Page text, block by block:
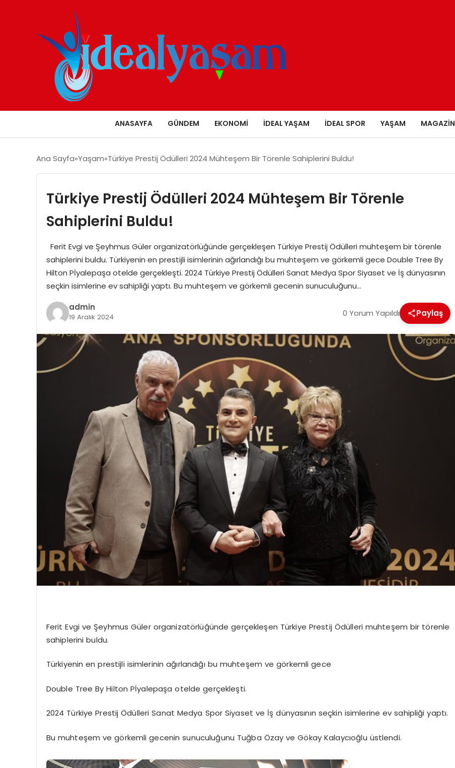
ANASAYFA GÜNDEM EKONOMI İDEAL YAŞAM İDEAL SPOR YAŞAM MAGAZIN
Ana Sayfa Yaşam Türkiye Prestij Ödülleri 2024 Mühteşem Bir Törenle Sahiplerini Buldu!
Türkiye Prestij Ödülleri 2024 Mühteşem Bir Törenle
Sahiplerini Buldu!
Ferit Evgi ve Şeyhmus Güler organizatörlüğünde gerçekleşen Türkiye Prestij Ödülleri muhteşem bir törenle
sahiplerini buldu. Türkiyenin en prestijli isimlerinin ağırlandığı bu muhteşem ve görkemli gece Double Tree By
Hilton Pİyalepaşa otelde gerçekleşti. 2024 Türkiye Prestij Ödülleri Sanat Medya Spor Siyaset ve İş dünyasının
seçkin isimlerine ev sahipliği yaptı. Bu muhteşem ve görkemli gecenin sunuculuğunu…
admin
19 Aralık 2024 0 Yorum Yapıldı Paylaş
Ferit Evgi ve Şeyhmus Güler organizatörlüğünde gerçekleşen Türkiye Prestij Ödülleri muhteşem bir törenle
sahiplerini buldu.
Türkiyenin en prestijli isimlerinin ağırlandığı bu muhteşem ve görkemli gece
Double Tree By Hilton Pİyalepaşa otelde gerçekleşti.
2024 Türkiye Prestij Ödülleri Sanat Medya Spor Siyaset ve İş dünyasının seçkin isimlerine ev sahipliği yaptı.
Bu muhteşem ve görkemli gecenin sunuculuğunu Tuğba Özay ve Gökay Kalaycıoğlu üstlendi.